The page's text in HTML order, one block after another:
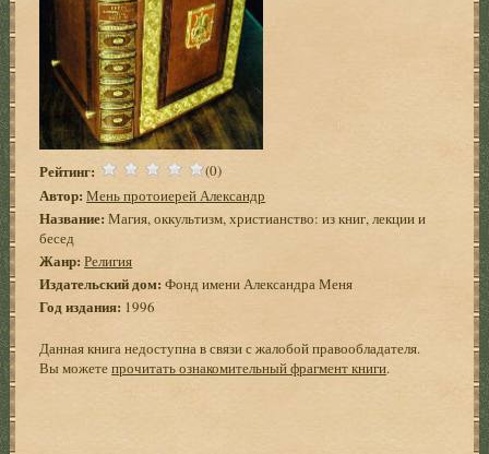
Рейтинг: (0)
Автор: Мень протоиерей Александр
Название: Магия, оккультизм, христианство: из книг, лекции и
бесед
Жанр: Религия
Издательский дом: Фонд имени Александра Меня
Год издания: 1996
Данная книга недоступна в связи с жалобой правообладателя.
Вы можетепрочитать ознакомительный фрагмент книги.